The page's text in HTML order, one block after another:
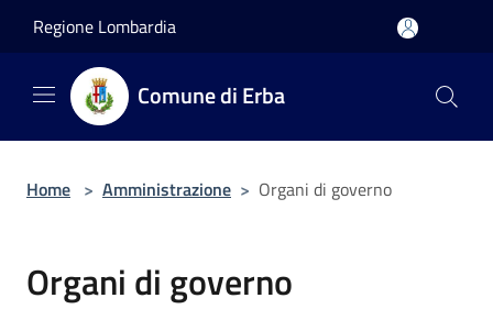
Regione Lombardia
Comune di Erba
Home > Amministrazione > Organi di governo
Organi di governo